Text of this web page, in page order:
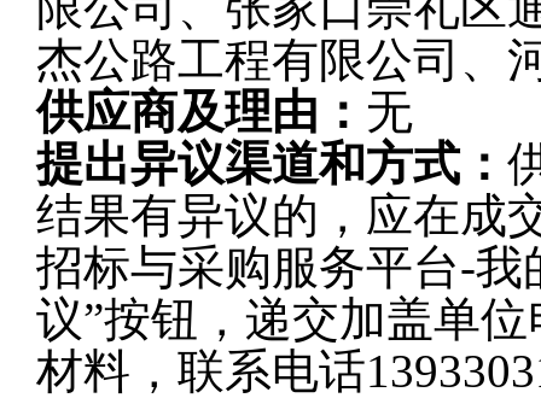
杰公路工程有限公司、
供应商及理由： 无
提出异议渠道和方式：
结果有异议的，应在成
招标与采购服务平台-我
议”按钮，递交加盖单
材料，联系电话